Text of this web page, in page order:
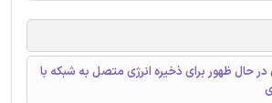
در حال ظهور برای ذخیره انرژی متصل به شبکه با